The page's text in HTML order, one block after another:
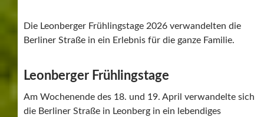
Die Leonberger Frühlingstage 2026 verwandelten die
Berliner Straße in ein Erlebnis für die ganze Familie.
Leonberger Frühlingstage
Am Wochenende des 18. und 19. April verwandelte sich
die Berliner Straße in Leonberg in ein lebendiges